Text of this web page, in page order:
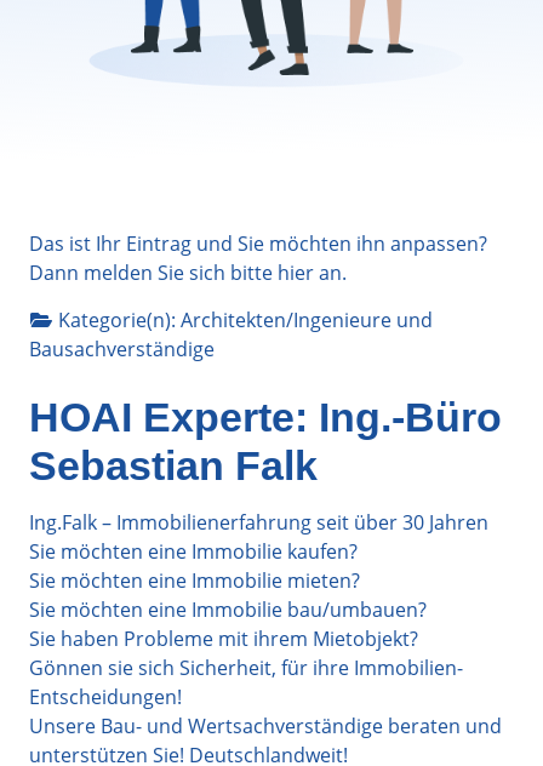
Das ist Ihr Eintrag und Sie möchten ihn anpassen?
Dann melden Sie sich bitte hieran.
Kategorie(n): Architekten/Ingenieure und
Bausachverständige
HOAI Experte: Ing.-Büro
Sebastian Falk
Ing.Falk – Immobilienerfahrung seit über 30 Jahren
Sie möchten eine Immobilie kaufen?
Sie möchten eine Immobilie mieten?
Sie möchten eine Immobilie bau/umbauen?
Sie haben Probleme mit ihrem Mietobjekt?
Gönnen sie sich Sicherheit, für ihre Immobilien-
Entscheidungen!
Unsere Bau- und Wertsachverständige beraten und
unterstützen Sie! Deutschlandweit!